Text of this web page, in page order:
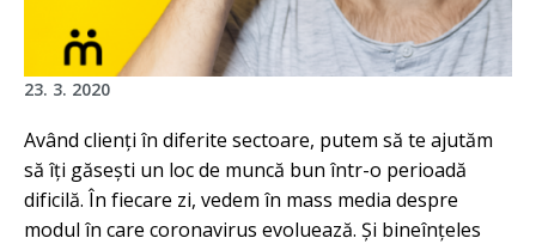
23. 3. 2020
Având clienți în diferite sectoare, putem să te ajutăm
să îți găsești un loc de muncă bun într-o perioadă
dificilă. În fiecare zi, vedem în mass media despre
modul în care coronavirus evoluează. Și bineînțeles